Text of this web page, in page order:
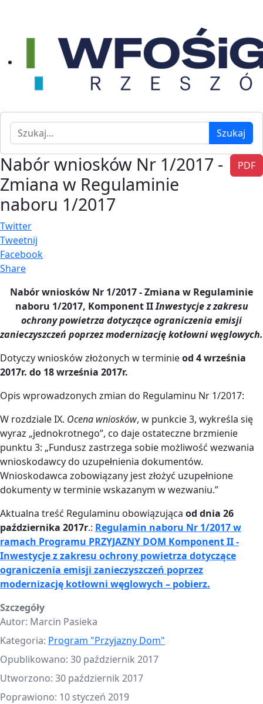
Szukaj Szukaj
PDF
Nabór wniosków Nr 1/2017 -
Zmiana w Regulaminie
naboru 1/2017
Twitter
Tweetnij
Facebook
Share
Nabór wniosków Nr 1/2017 - Zmiana w Regulaminie
naboru 1/2017, Komponent IIInwestycje z zakresu
ochrony powietrza dotyczące ograniczenia emisji
zanieczyszczeń poprzez modernizację kotłowni węglowych.
Dotyczy wniosków złożonych w terminieod 4 września
2017r. do 18 września 2017r.
Opis wprowadzonych zmian do Regulaminu Nr 1/2017:
W rozdziale IX. Ocena wniosków, w punkcie 3, wykreśla się
wyraz „jednokrotnego”, co daje ostateczne brzmienie
punktu 3: „Fundusz zastrzega sobie możliwość wezwania
wnioskodawcy do uzupełnienia dokumentów.
Wnioskodawca zobowiązany jest złożyć uzupełnione
dokumenty w terminie wskazanym w wezwaniu.”
Aktualna treść Regulaminu obowiązująca od dnia 26
października 2017r.: Regulamin naboru Nr 1/2017 w
ramach Programu PRZYJAZNY DOM Komponent II -
Inwestycje z zakresu ochrony powietrza dotyczące
ograniczenia emisji zanieczyszczeń poprzez
modernizację kotłowni węglowych – pobierz.
Szczegóły
Autor: Marcin Pasieka
Kategoria: Program "Przyjazny Dom"
Opublikowano: 30 październik 2017
Utworzono: 30 październik 2017
Poprawiono: 10 styczeń 2019